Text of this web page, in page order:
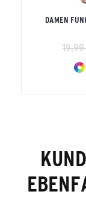
DAMEN